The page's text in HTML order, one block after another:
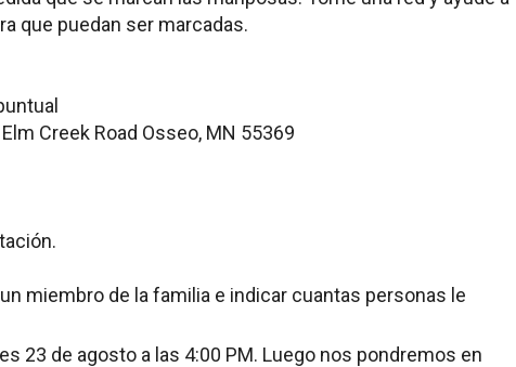
que puedan ser marcadas.
Creek Road Osseo, MN 55369
miembro de la familia e indicar cuantas personas le
23 de agosto a las 4:00 PM. Luego nos pondremos en